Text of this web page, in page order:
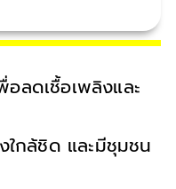
อลดเชื้อเพลิงและ
กล้ชิด และมีชุมชน